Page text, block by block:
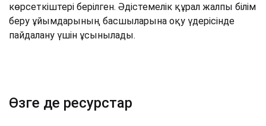
көрсеткіштері берілген. Әдістемелік құрал жалпы білім
беру ұйымдарының басшыларына оқу үдерісінде
пайдалану үшін ұсынылады.
Өзге де ресурстар